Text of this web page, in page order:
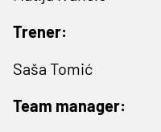
Trener:
Saša Tomić
Team manager: